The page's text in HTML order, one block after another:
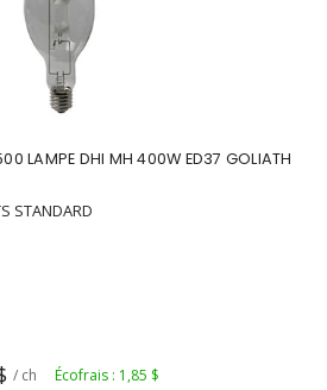
LAMPE DHI MH 400W ED37 GOLIATH
STANDARD
/ ch Écofrais : 1,85 $